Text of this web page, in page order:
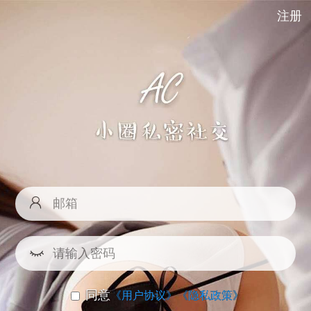
注册
同意《用户协议》《隐私政策》